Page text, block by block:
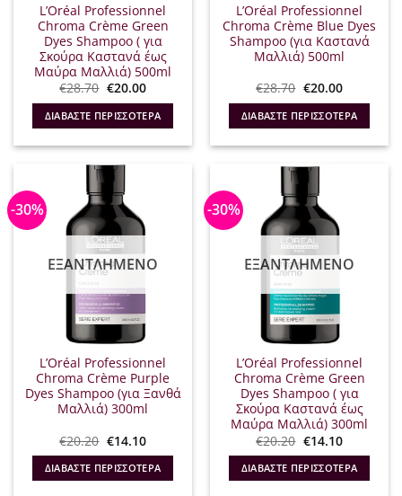
L’Oréal Professionnel
Chroma Crème Green
Dyes Shampoo ( για
Σκούρα Καστανά έως
Μαύρα Μαλλιά) 500ml
€28.70 Original
price
was:
€28.70.
€20.00Η
τιμή
είναι:
€20.00.
ΔΙΑΒΆΣΤΕ ΠΕΡΙΣΣΌΤΕΡΑ
L’Oréal Professionnel
Chroma Crème Blue Dyes
Shampoo (για Καστανά
Μαλλιά) 500ml
€28.70 Original
price
was:
€28.70.
€20.00Η
τιμή
είναι:
€20.00.
ΔΙΑΒΆΣΤΕ ΠΕΡΙΣΣΌΤΕΡΑ
-30%
ΕΞΑΝΤΛΗΜΈΝΟ
L’Oréal Professionnel
Chroma Crème Purple
Dyes Shampoo (για Ξανθά
Μαλλιά) 300ml
€20.20 Original
price
was:
€20.20.
€14.10Η
τιμή
είναι:
€14.10.
ΔΙΑΒΆΣΤΕ ΠΕΡΙΣΣΌΤΕΡΑ
-30%
ΕΞΑΝΤΛΗΜΈΝΟ
L’Oréal Professionnel
Chroma Crème Green
Dyes Shampoo ( για
Σκούρα Καστανά έως
Μαύρα Μαλλιά) 300ml
€20.20 Original
price
was:
€20.20.
€14.10Η
τιμή
είναι:
€14.10.
ΔΙΑΒΆΣΤΕ ΠΕΡΙΣΣΌΤΕΡΑ